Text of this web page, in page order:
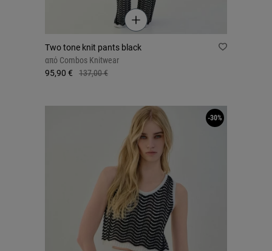
Two tone knit pants black
από Combos Knitwear
95,90 €
137,00 €
-30%